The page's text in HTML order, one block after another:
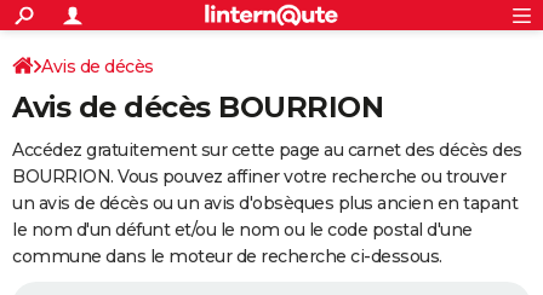
ACTUALITÉS
Politique
Société
Faits Divers
Education
Monde
Villes
+
SPORT
Coupe du monde 2026
Football
Tennis
Cyclisme
Rugby
Forum
Programme TV
TNT
Streaming
Cinéma
Sorties cinéma
Musique
+
FINANCE
Impôts
Immobilier
Risques naturels par ville
Banque
Assurance
Crédit
AUTO
Essais
Réserver un essai
Citadines
Berlines
SUV
Forum auto
+
Avis de décès
Avis de décès BOURRION
Accédez gratuitement sur cette page au carnet des décès des
BOURRION. Vous pouvez affiner votre recherche ou trouver
un avis de décès ou un avis d'obsèques plus ancien en tapant
le nom d'un défunt et/ou le nom ou le code postal d'une
commune dans le moteur de recherche ci-dessous.